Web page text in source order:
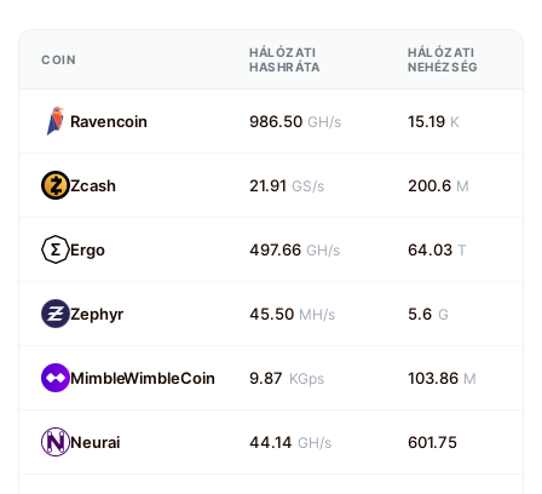
COIN
HÁLÓZATI
HASHRÁTA
HÁLÓZATI
NEHÉZSÉG
Ravencoin 986.50 GH/s 15.19 K
Zcash 21.91 GS/s 200.6 M
Ergo 497.66 GH/s 64.03 T
Zephyr 45.50 MH/s 5.6 G
MimbleWimbleCoin 9.87 KGps 103.86 M
Neurai 44.14 GH/s 601.75